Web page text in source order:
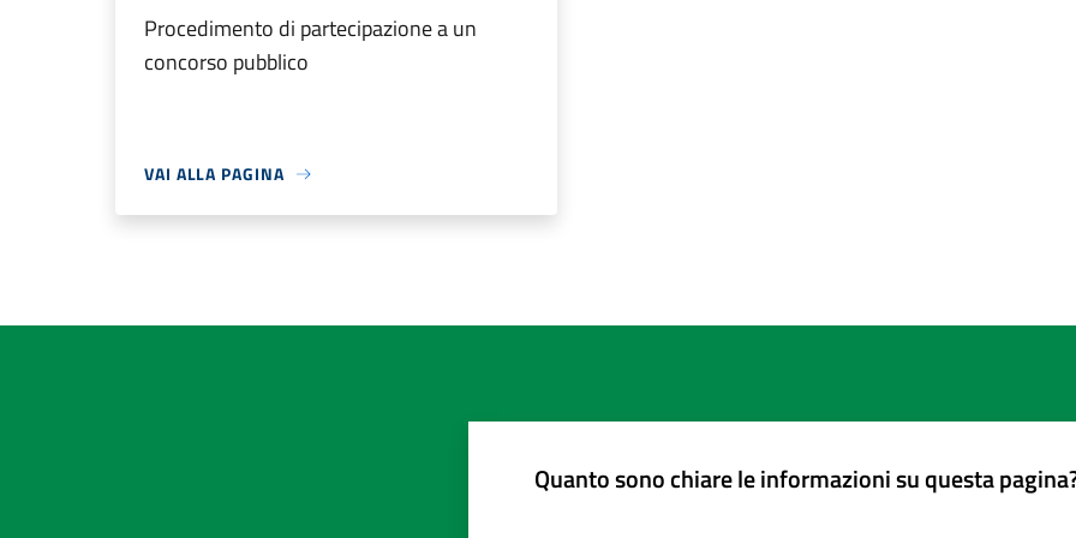
Procedimento di partecipazione a un
concorso pubblico
VAI ALLA PAGINA
Quanto sono chiare le informazioni su questa